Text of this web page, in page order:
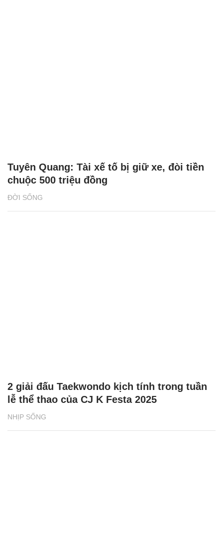
ĐỜI SỐNG
Tuyên Quang: Tài xế tố bị giữ xe, đòi tiền
chuộc 500 triệu đồng
NHỊP SỐNG
2 giải đấu Taekwondo kịch tính trong tuần
lễ thể thao của CJ K Festa 2025